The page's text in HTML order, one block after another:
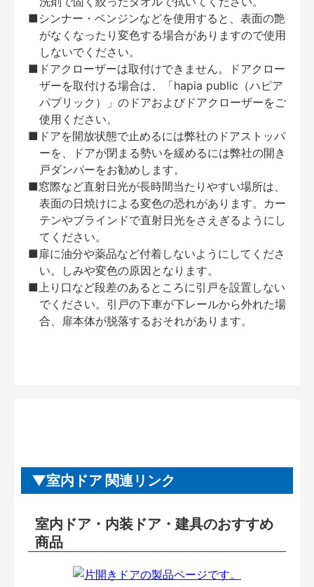
■シンナー・ベンジンなどを使用すると、表面の艶
がなくなったり変色する場合がありますので使用
しないでください。
■ドアクローザーは取付けできません。ドアクロー
ザーを取付ける場合は、「hapia public（ハピア
パブリック）」のドアおよびドアクローザーをご
使用ください。
■ドアを開放状態で止めるには弊社のドアストッパ
ーを、ドアが閉まる勢いを緩めるには弊社の開き
戸ダンパーをお勧めします。
■窓際など直射日光が長時間当たりやすい場所は、
表面の日焼けによる変色の恐れがあります。カー
テンやブラインドで直射日光をさえぎるようにし
てください。
■扉に油分や薬品など付着しないようにしてくださ
い。しみや変色の原因となります。
■上り口など段差のあるところに引戸を設置しない
でください。引戸の下車が下レールから外れた場
合、扉本体が脱落するおそれがあります。
室内ドア 関連リンク
室内ドア・内装ドア・建具のおすすめ
商品